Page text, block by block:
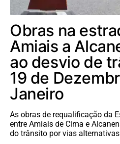
Obras na
Amiais a
ao desvio de
19 de
Janeiro
As obras de requalificação da
entre Amiais de Cima e
do trânsito por vias